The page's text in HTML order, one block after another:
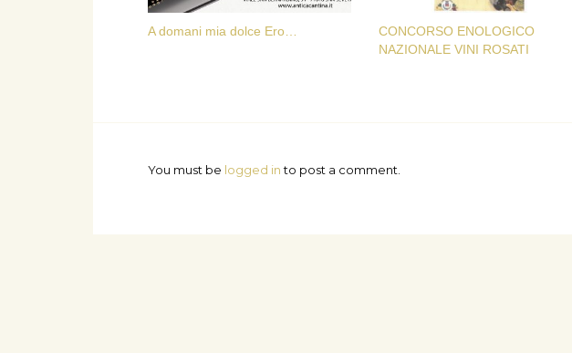
A domani mia dolce Ero…
CONCORSO ENOLOGICO
NAZIONALE VINI ROSATI
You must be logged into post a comment.